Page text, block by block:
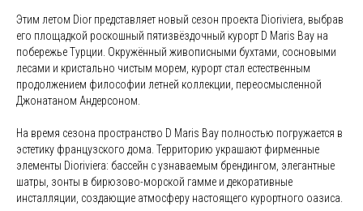
Этим летом Dior представляет новый сезон проекта Dioriviera, выбрав
его площадкой роскошный пятизвёздочный курорт D Maris Bay на
побережье Турции. Окружённый живописными бухтами, сосновыми
лесами и кристально чистым морем, курорт стал естественным
продолжением философии летней коллекции, переосмысленной
Джонатаном Андерсоном.
На время сезона пространство D Maris Bay полностью погружается в
эстетику французского дома. Территорию украшают фирменные
элементы Dioriviera: бассейн с узнаваемым брендингом, элегантные
шатры, зонты в бирюзово-морской гамме и декоративные
инсталляции, создающие атмосферу настоящего курортного оазиса.